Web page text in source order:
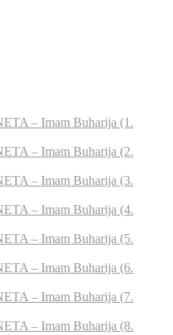
– Imam Buharija (1.
– Imam Buharija (2.
– Imam Buharija (3.
– Imam Buharija (4.
– Imam Buharija (5.
– Imam Buharija (6.
– Imam Buharija (7.
– Imam Buharija (8.